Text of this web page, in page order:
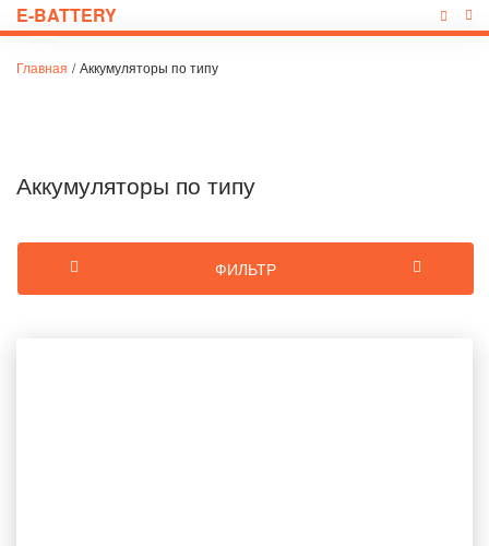
E-BATTERY
Главная / Аккумуляторы по типу
Аккумуляторы по типу
ФИЛЬТР